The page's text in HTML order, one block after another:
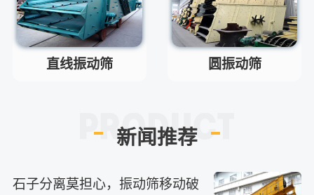
桐街与红松路交叉口中国高端矿
机生产出口基地园区
问 制砂机最小的产量是多少？
最小每小时12吨
问 红星制砂机在环保上达标吗？
答 环保测验均达到标准
小型的制砂机类型有哪些？
答
主要有细碎机，复合破，对辊制
直线振动筛 圆振动筛
新闻推荐
石子分离莫担心，振动筛移动破